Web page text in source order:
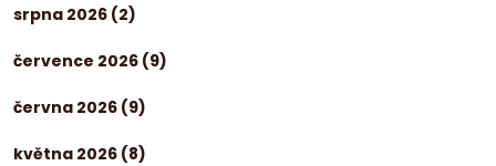
srpna 2026 (2)
července 2026 (9)
června 2026 (9)
května 2026 (8)